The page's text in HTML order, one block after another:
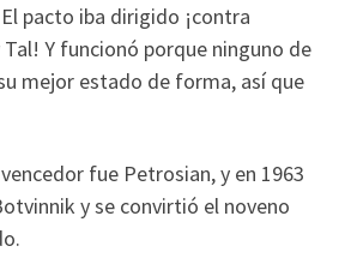
pacto iba dirigido ¡contra
Tal! Y funcionó porque ninguno de
mejor estado de forma, así que
fue Petrosian, y en 1963
y se convirtió el noveno